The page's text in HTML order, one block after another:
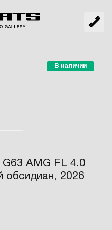
G63 AMG FL 4.0
обсидиан, 2026
В наличии